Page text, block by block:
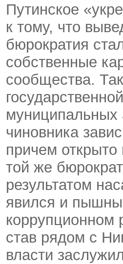
Путинское
к тому, что
бюрократия
собственные
сообщества.
муниципальных
чиновника
причем открыто
той же
результатом
явился и
коррупционном
став рядом с
власти